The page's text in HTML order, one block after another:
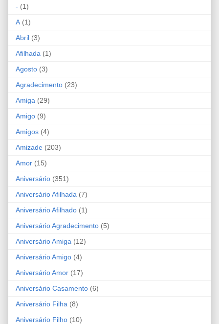
- (1)
A (1)
Abril (3)
Afilhada (1)
Agosto (3)
Agradecimento (23)
Amiga (29)
Amigo (9)
Amigos (4)
Amizade (203)
Amor (15)
Aniversário (351)
Aniversário Afilhada (7)
Aniversário Afilhado (1)
Aniversário Agradecimento (5)
Aniversário Amiga (12)
Aniversário Amigo (4)
Aniversário Amor (17)
Aniversário Casamento (6)
Aniversário Filha (8)
Aniversário Filho (10)